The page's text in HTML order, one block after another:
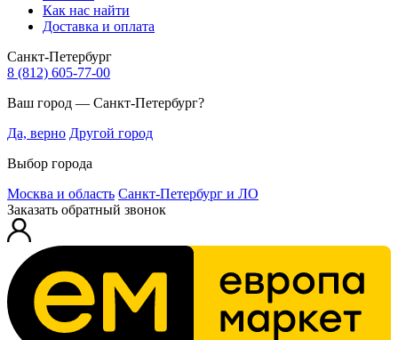
Как нас найти
Доставка и оплата
Санкт-Петербург
8 (812) 605-77-00
Ваш город — Санкт-Петербург?
Да, верно Другой город
Выбор города
Москва и область Санкт-Петербург и ЛО
Заказать обратный звонок